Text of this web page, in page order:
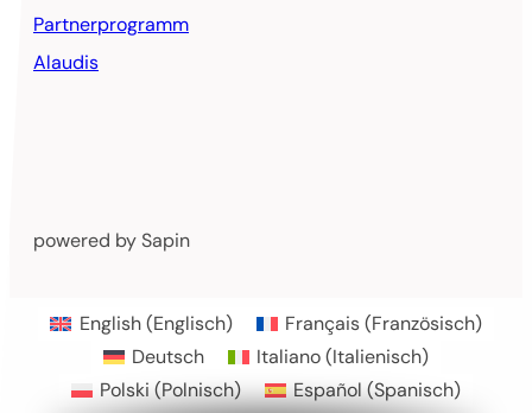
Partnerprogramm
Alaudis
powered by Sapin
English(Englisch) Français(Französisch)
Deutsch
Italiano(Italienisch)
Polski (Polnisch) Español (Spanisch)